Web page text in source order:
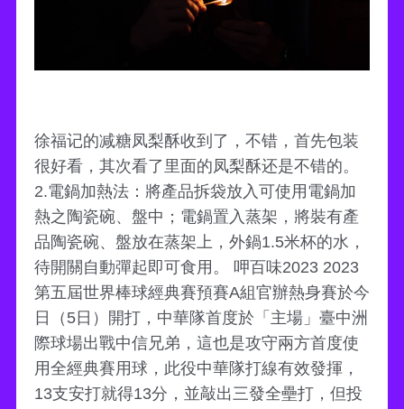
徐福记的减糖凤梨酥收到了，不错，首先包装
很好看，其次看了里面的凤梨酥还是不错的。
2.電鍋加熱法：將產品拆袋放入可使用電鍋加
熱之陶瓷碗、盤中；電鍋置入蒸架，將裝有產
品陶瓷碗、盤放在蒸架上，外鍋1.5米杯的水，
待開關自動彈起即可食用。 呷百味2023 2023
第五屆世界棒球經典賽預賽A組官辦熱身賽於今
日（5日）開打，中華隊首度於「主場」臺中洲
際球場出戰中信兄弟，這也是攻守兩方首度使
用全經典賽用球，此役中華隊打線有效發揮，
13支安打就得13分，並敲出三發全壘打，但投